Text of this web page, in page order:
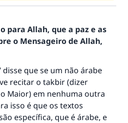
para Allah, que a paz e as
o Mensageiro de Allah,
disse que se um não árabe
recitar o takbir (dizer
Maior) em nenhuma outra
isso é que os textos
específica, que é árabe, e